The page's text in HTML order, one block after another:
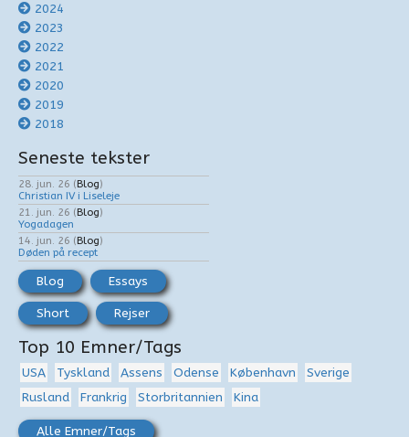
2024
2023
2022
2021
2020
2019
2018
Seneste tekster
28. jun. 26 (Blog)
Christian IV i Liseleje
21. jun. 26 (Blog)
Yogadagen
14. jun. 26 (Blog)
Døden på recept
Blog Essays
Short Rejser
Top 10 Emner/Tags
USA Tyskland Assens Odense København
Sverige
Rusland
Frankrig Storbritannien Kina
Alle Emner/Tags